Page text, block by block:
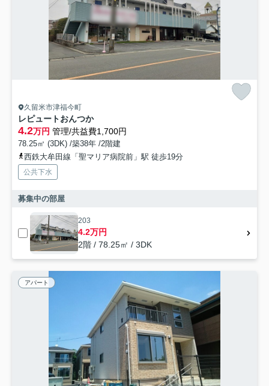
久留米市津福今町
レピュートおんつか
4.2万円 管理/共益費1,700円
78.25㎡ (3DK) /築38年 /2階建
西鉄大牟田線「聖マリア病院前」駅 徒歩19分
公共下水
募集中の部屋
203
4.2万円
2階 / 78.25㎡ / 3DK
アパート